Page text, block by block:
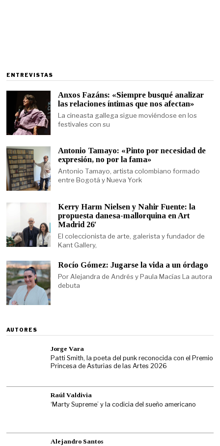
ENTREVISTAS
Anxos Fazáns: «Siempre busqué analizar
las relaciones íntimas que nos afectan»
La cineasta gallega sigue moviéndose en los
festivales con su
Antonio Tamayo: «Pinto por necesidad de
expresión, no por la fama»
Antonio Tamayo, artista colombiano formado
entre Bogotá y Nueva York
Kerry Harm Nielsen y Nahir Fuente: la
propuesta danesa-mallorquina en Art
Madrid 26′
El coleccionista de arte, galerista y fundador de
Kant Gallery,
Rocío Gómez: Jugarse la vida a un órdago
Por Alejandra de Andrés y Paula Macías La autora
debuta
AUTORES
Jorge Vara
Patti Smith, la poeta del punk reconocida con el Premio
Princesa de Asturias de las Artes 2026
Raúl Valdivia
‘Marty Supreme’ y la codicia del sueño americano
Alejandro Santos